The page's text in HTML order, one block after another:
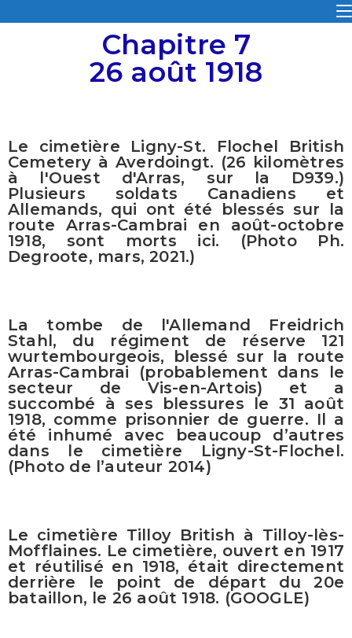
Chapitre 7
26 août 1918
Le cimetière Ligny-St. Flochel British
Cemetery à Averdoingt. (26 kilomètres
à l'Ouest d'Arras, sur la D939.)
Plusieurs soldats Canadiens et
Allemands, qui ont été blessés sur la
route Arras-Cambrai en août-octobre
1918, sont morts ici. (Photo Ph.
Degroote, mars, 2021.)
La tombe de l'Allemand Freidrich
Stahl, du régiment de réserve 121
wurtembourgeois, blessé sur la route
Arras-Cambrai (probablement dans le
secteur de Vis-en-Artois) et a
succombé à ses blessures le 31 août
1918, comme prisonnier de guerre. Il a
été inhumé avec beaucoup d’autres
dans le cimetière Ligny-St-Flochel.
(Photo de l’auteur 2014)
Le cimetière Tilloy British à Tilloy-lès-
Mofflaines. Le cimetière, ouvert en 1917
et réutilisé en 1918, était directement
derrière le point de départ du 20e
bataillon, le 26 août 1918. (GOOGLE)